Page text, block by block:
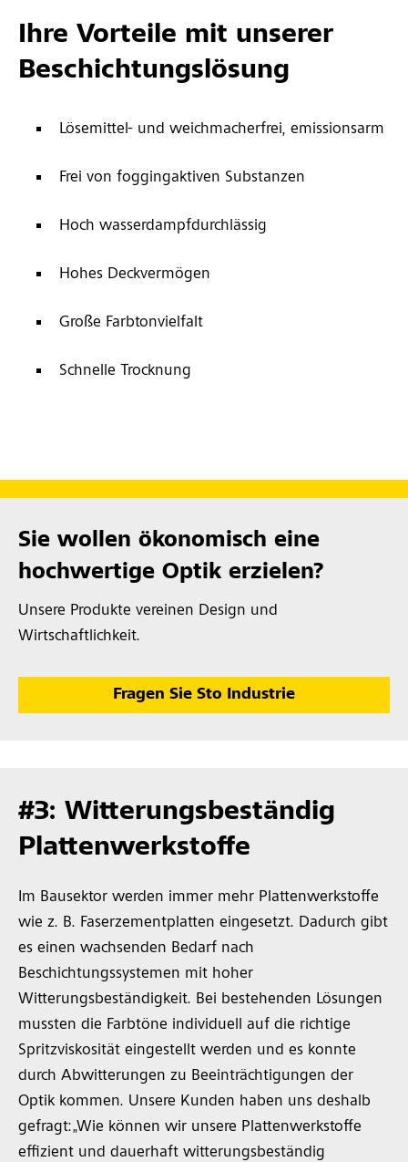
Ihre Vorteile mit unserer
Beschichtungslösung
Lösemittel- und weichmacherfrei, emissionsarm
Frei von foggingaktiven Substanzen
Hoch wasserdampfdurchlässig
Hohes Deckvermögen
Große Farbtonvielfalt
Schnelle Trocknung
Sie wollen ökonomisch eine
hochwertige Optik erzielen?
Unsere Produkte vereinen Design und
Wirtschaftlichkeit.
Fragen Sie Sto Industrie
#3: Witterungsbeständig
Plattenwerkstoffe
Im Bausektor werden immer mehr Plattenwerkstoffe
wie z. B. Faserzementplatten eingesetzt. Dadurch gibt
es einen wachsenden Bedarf nach
Beschichtungssystemen mit hoher
Witterungsbeständigkeit. Bei bestehenden Lösungen
mussten die Farbtöne individuell auf die richtige
Spritzviskosität eingestellt werden und es konnte
durch Abwitterungen zu Beeinträchtigungen der
Optik kommen. Unsere Kunden haben uns deshalb
gefragt:„Wie können wir unsere Plattenwerkstoffe
effizient und dauerhaft witterungsbeständig